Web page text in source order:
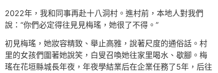
2022年，我和同事再赴十八洞村。進村前，本地人對我們
說：“你們必定得往見見梅瑤，她很了不得。”
初見梅瑤，她妝容精致、舉止高雅，說著尺度的通俗話。村
里的女孩們圍著她說笑，白叟召喚她往家里喝水、歇腳。梅
瑤在花垣縣城長年夜，年夜學結業后在企業任務了5年，后往